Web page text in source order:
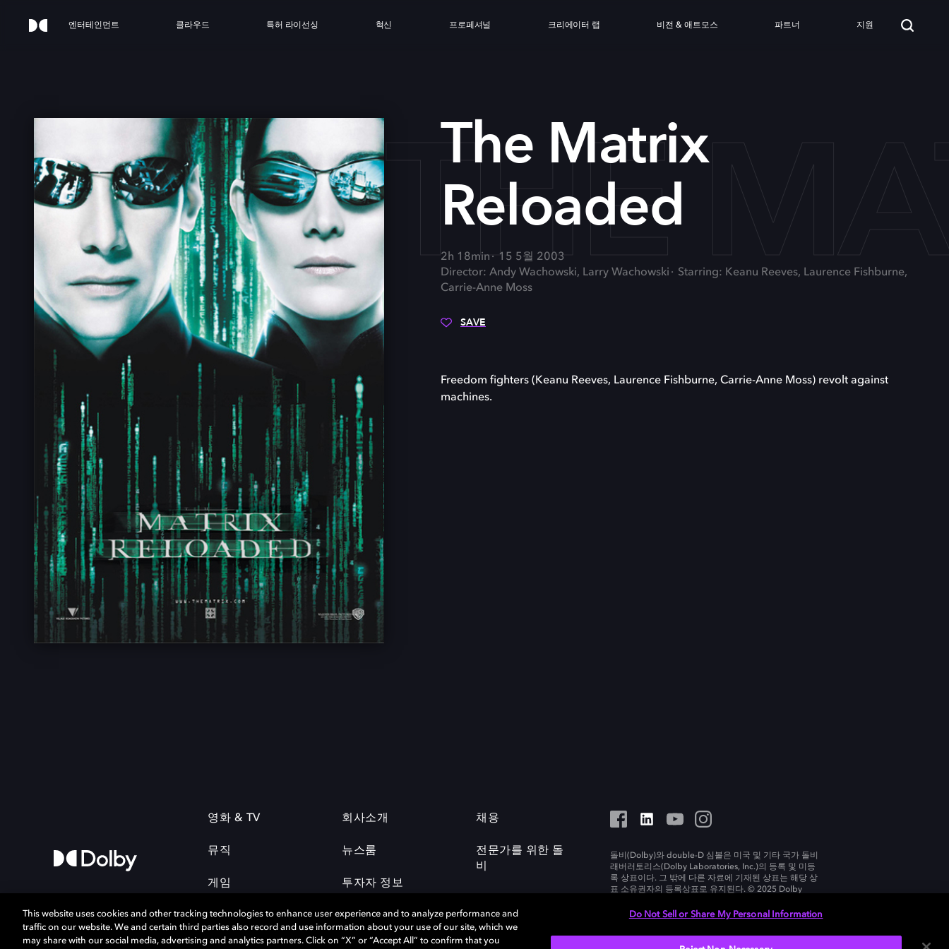
엔터테인먼트 클라우드 특허 라이선싱 혁신 프로페셔널 크리에이터 랩 비전 & 애트모스 파트너 지원
THE
The Matrix
Reloaded
2h 18min
15 5월 2003
Director: Andy Wachowski, Larry Wachowski
Starring: Keanu Reeves, Laurence Fishburne,
Carrie-Anne Moss
SAVE
Freedom fighters (Keanu Reeves, Laurence Fishburne, Carrie-Anne Moss) revolt against
machines.
영화 & TV
뮤직
게임
회사소개
뉴스룸
투자자 정보
채용
전문가를 위한 돌
비
돌비(Dolby)와 double-D 심볼은 미국 및 기타 국가 돌비
래버러토리스(Dolby Laboratories, Inc.)의 등록 및 미등
록 상표이다. 그 밖에 다른 자료에 기재된 상표는 해당 상
표 소유권자의 등록상표로 유지된다. © 2025 Dolby
This website uses cookies and other tracking technologies to enhance user experience and to analyze performance and
traffic on our website. We and certain third parties also record and use information about your use of our site, which we
may share with our social media, advertising and analytics partners. Click on “X” or “Accept All” to confirm that you
Do Not Sell or Share My Personal Information